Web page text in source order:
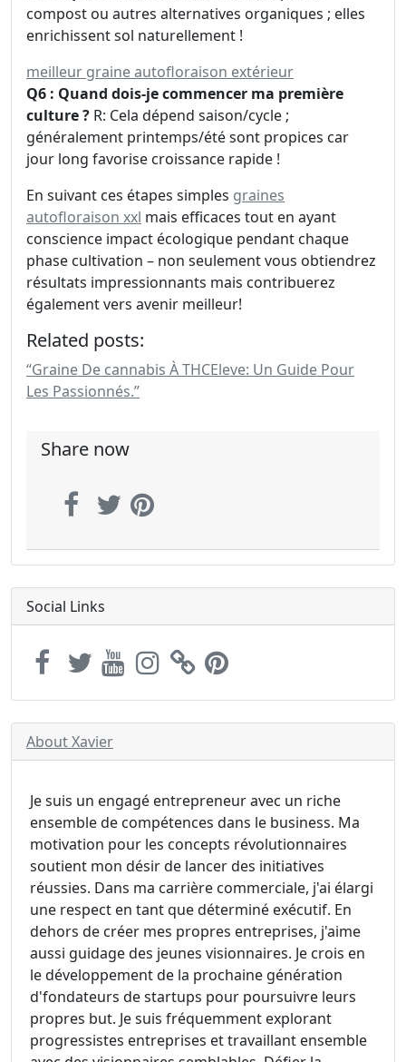
compost ou autres alternatives organiques ; elles
enrichissent sol naturellement !
meilleur graine autofloraison extérieur
Q6 : Quand dois-je commencer ma première
culture ? R: Cela dépend saison/cycle ;
généralement printemps/été sont propices car
jour long favorise croissance rapide !
En suivant ces étapes simples graines
autofloraison xxl mais efficaces tout en ayant
conscience impact écologique pendant chaque
phase cultivation – non seulement vous obtiendrez
résultats impressionnants mais contribuerez
également vers avenir meilleur!
Related posts:
“Graine De cannabis À THCEleve: Un Guide Pour
Les Passionnés.”
Share now
Social Links
About Xavier
Je suis un engagé entrepreneur avec un riche
ensemble de compétences dans le business. Ma
motivation pour les concepts révolutionnaires
soutient mon désir de lancer des initiatives
réussies. Dans ma carrière commerciale, j'ai élargi
une respect en tant que déterminé exécutif. En
dehors de créer mes propres entreprises, j'aime
aussi guidage des jeunes visionnaires. Je crois en
le développement de la prochaine génération
d'fondateurs de startups pour poursuivre leurs
propres but. Je suis fréquemment explorant
progressistes entreprises et travaillant ensemble